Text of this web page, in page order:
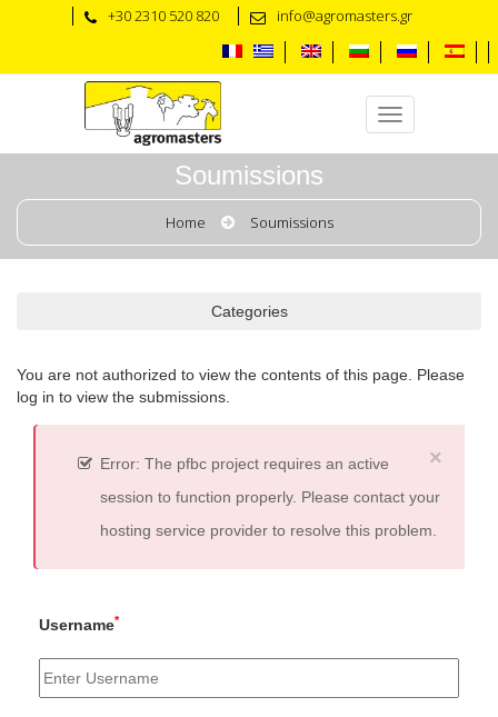
+30 2310 520 820 info@agromasters.gr
Soumissions
Home Soumissions
Categories
You are not authorized to view the contents of this page. Please
log in to view the submissions.
×
Error: The pfbc project requires an active
session to function properly. Please contact your
hosting service provider to resolve this problem.
Username*